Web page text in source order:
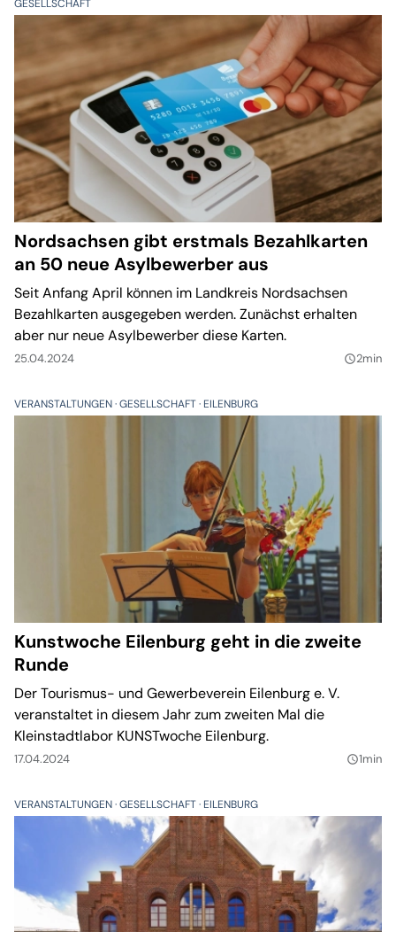
GESELLSCHAFT
Nordsachsen gibt erstmals Bezahlkarten
an 50 neue Asylbewerber aus
Seit Anfang April können im Landkreis Nordsachsen
Bezahlkarten ausgegeben werden. Zunächst erhalten
aber nur neue Asylbewerber diese Karten.
25.04.2024 query_builder2min
VERANSTALTUNGEN GESELLSCHAFT EILENBURG
Kunstwoche Eilenburg geht in die zweite
Runde
Der Tourismus- und Gewerbeverein Eilenburg e. V.
veranstaltet in diesem Jahr zum zweiten Mal die
Kleinstadtlabor KUNSTwoche Eilenburg.
17.04.2024 query_builder1min
VERANSTALTUNGEN GESELLSCHAFT EILENBURG